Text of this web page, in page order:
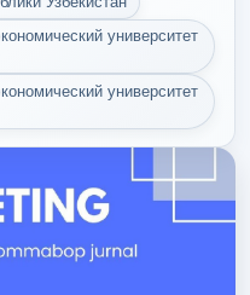
университет
университет